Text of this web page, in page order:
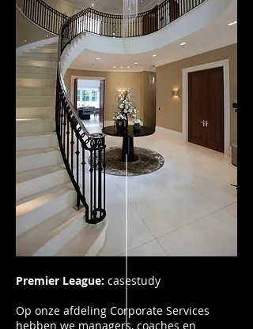
Premier League: casestudy
Op onze afdeling Corporate Services
hebben we managers, coaches en